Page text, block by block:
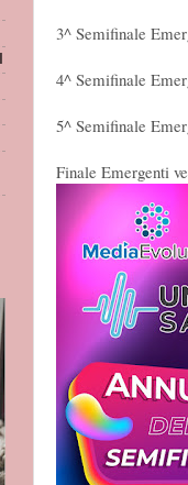
3^ Semifinale
4^ Semifinale
5^ Semifinale
Finale Emergenti